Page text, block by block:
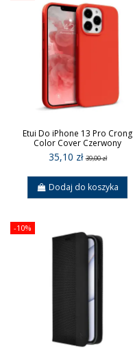
Etui Do iPhone 13 Pro Crong
Color Cover Czerwony
35,10 zł39,00 zł
Dodaj do koszyka
-10%